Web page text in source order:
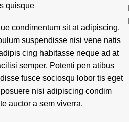
quisque
condimentum sit at adipiscing.
suspendisse nisi vene natis
cing habitasse neque ad at
semper. Potenti pen atibus
fusce sociosqu lobor tis eget
nisi adipiscing condim
auctor a sem viverra.